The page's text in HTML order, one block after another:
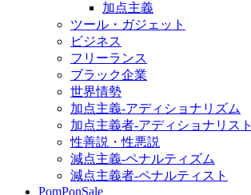
加点主義
ツール・ガジェット
ビジネス
フリーランス
ブラック企業
世界情勢
加点主義-アディショナリズム
加点主義者-アディショナリスト
性善説・性悪説
減点主義-ペナルティズム
減点主義者-ペナルティスト
PomPonSale